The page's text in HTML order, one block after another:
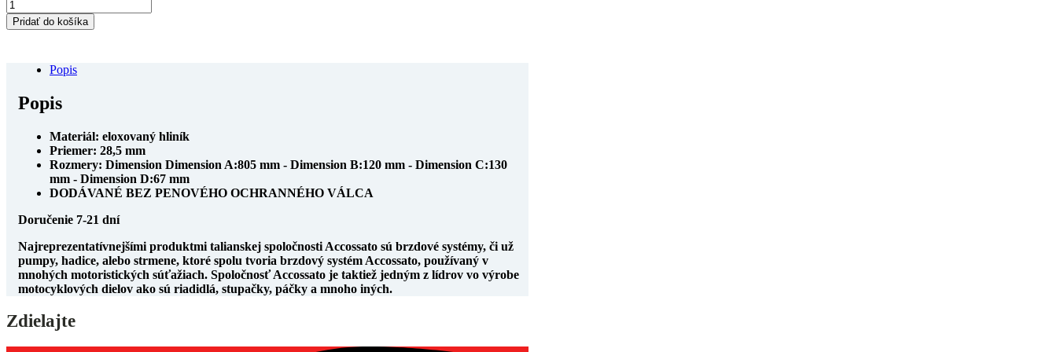
množstvo
Riadidlá
Offroad
Pridať do košíka
Popis
Popis
Materiál: eloxovaný hliník
Priemer: 28,5 mm
Rozmery: Dimension Dimension A:805 mm - Dimension B:120 mm - Dimension C:130
mm - Dimension D:67 mm
DODÁVANÉ BEZ PENOVÉHO OCHRANNÉHO VÁLCA
Doručenie 7-21 dní
Najreprezentatívnejšími produktmi talianskej spoločnosti Accossato sú brzdové systémy, či už
pumpy, hadice, alebo strmene, ktoré spolu tvoria brzdový systém Accossato, používaný v
mnohých motoristických súťažiach. Spoločnosť Accossato je taktiež jedným z lídrov vo výrobe
motocyklových dielov ako sú riadidlá, stupačky, páčky a mnoho iných.
Zdielajte